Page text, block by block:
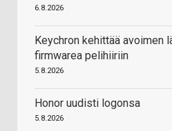
6.8.2026
Keychron kehittää avoimen
firmwarea pelihiiriin
5.8.2026
Honor uudisti logonsa
5.8.2026